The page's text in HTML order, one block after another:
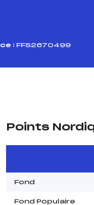
: FFS2670499
Points
Fond
Fond Populaire